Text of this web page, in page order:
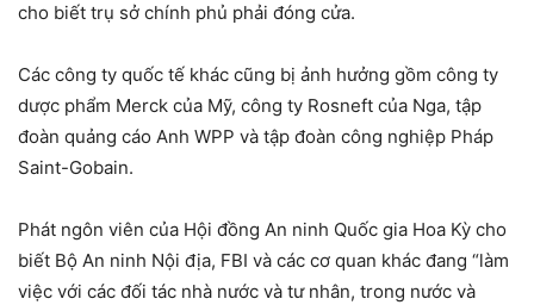
cho biết trụ sở chính phủ phải đóng cửa.
Các công ty quốc tế khác cũng bị ảnh hưởng gồm công ty
dược phẩm Merck của Mỹ, công ty Rosneft của Nga, tập
đoàn quảng cáo Anh WPP và tập đoàn công nghiệp Pháp
Saint-Gobain.
Phát ngôn viên của Hội đồng An ninh Quốc gia Hoa Kỳ cho
biết Bộ An ninh Nội địa, FBI và các cơ quan khác đang “làm
việc với các đối tác nhà nước và tư nhân, trong nước và